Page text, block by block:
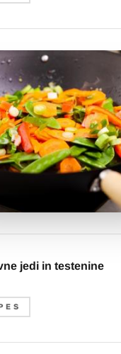
jedi in testenine